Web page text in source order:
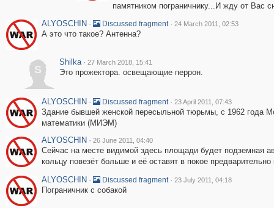
памятником пограничнику...И жду от Вас
ALYOSCHIN · Discussed fragment · 24 March 2011, 02:53
А это что такое? Антенна?
S
Shilka · 27 March 2018, 15:41
Это прожектора. освещающие перрон.
ALYOSCHIN · Discussed fragment · 23 April 2011, 07:43
Здание бывшей женской пересыльной тюрьмы, с 1962 года
математики (МИЭМ)
ALYOSCHIN · 26 June 2011, 04:40
Сейчас на месте видимой здесь площади будет подземная
кольцу повезёт больше и её оставят в покое предварительно
ALYOSCHIN · Discussed fragment · 23 July 2011, 04:18
Пограничник с собакой